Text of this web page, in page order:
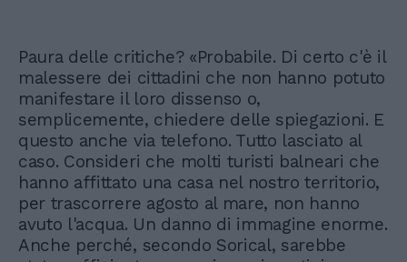
Paura delle critiche? «Probabile. Di certo c'è il
malessere dei cittadini che non hanno potuto
manifestare il loro dissenso o,
semplicemente, chiedere delle spiegazioni. E
questo anche via telefono. Tutto lasciato al
caso. Consideri che molti turisti balneari che
hanno affittato una casa nel nostro territorio,
per trascorrere agosto al mare, non hanno
avuto l'acqua. Un danno di immagine enorme.
Anche perché, secondo Sorical, sarebbe